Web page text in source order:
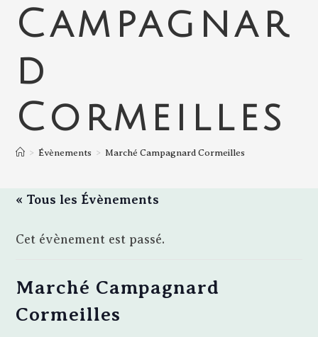
Campagnar
d
Cormeilles
> Évènements > Marché Campagnard Cormeilles
« Tous les Évènements
Cet évènement est passé.
Marché Campagnard
Cormeilles